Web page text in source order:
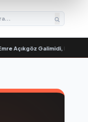
Açıkgöz Galimidi, Eski AB